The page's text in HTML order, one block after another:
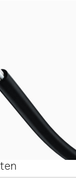
Materialien.
zweipolige